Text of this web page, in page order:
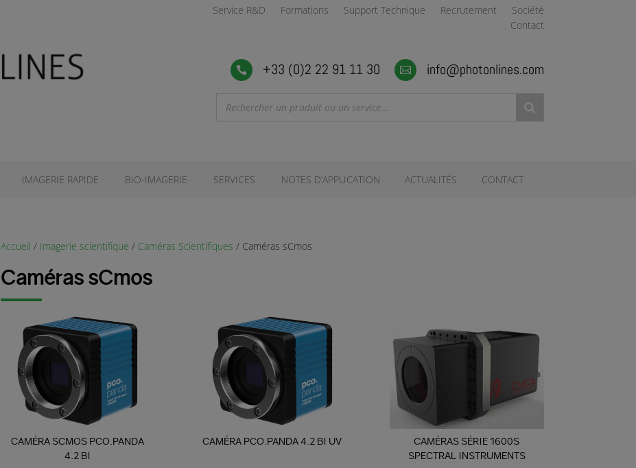
Service R&D Formations Support Technique Recrutement
Société
Contact
 +33 (0)2 22 91 11 30  info@photonlines.com
IMAGERIE RAPIDE BIO-IMAGERIE SERVICES NOTES D’APPLICATION ACTUALITÉS CONTACT
Accueil / Imagerie scientifique / Caméras Scientifiques / Caméras sCmos
Caméras sCmos
CAMÉRA SCMOS PCO.PANDA
4.2 BI
CAMÉRA PCO.PANDA 4.2 BI UV
CAMÉRAS SÉRIE 1600S
SPECTRAL INSTRUMENTS